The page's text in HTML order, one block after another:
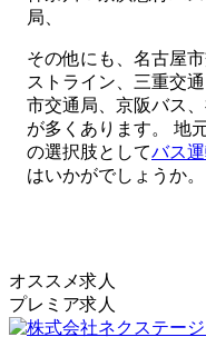
局、
その他にも、名古屋
ストライン、三重交
市交通局、京阪バス
が多くあります。 地
の選択肢としてバス
はいかがでしょうか。
オススメ求人
プレミア求人